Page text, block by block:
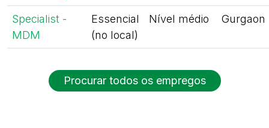
Specialist -
MDM
Essencial
(no local)
Nível médio Gurgaon
Procurar todos os empregos